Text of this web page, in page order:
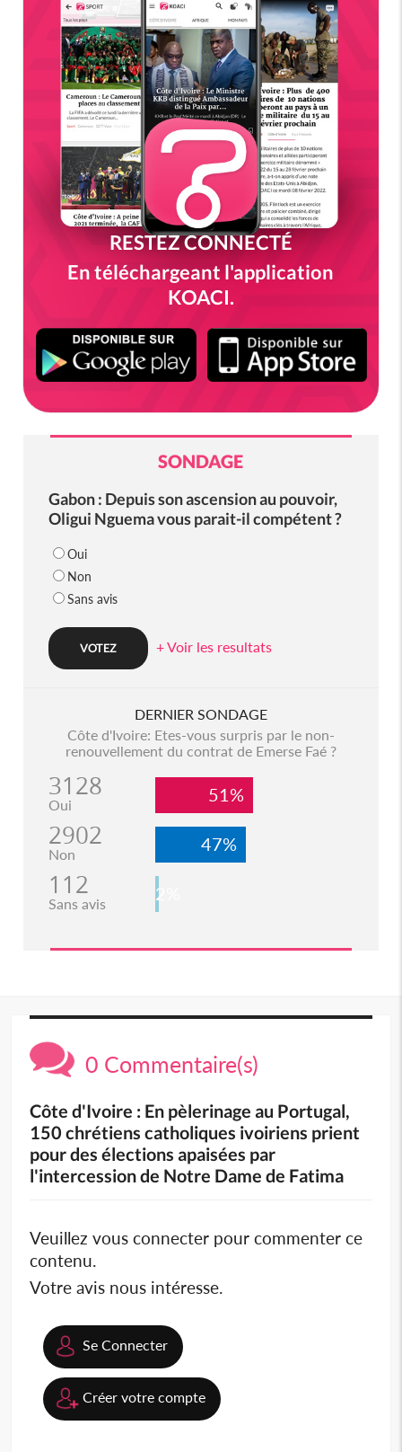
RESTEZ CONNECTÉ
En téléchargeant l'application
KOACI.
SONDAGE
Gabon : Depuis son ascension au pouvoir,
Oligui Nguema vous parait-il compétent ?
Oui
Non
Sans avis
+ Voir les resultats
DERNIER SONDAGE
Côte d'Ivoire: Etes-vous surpris par le non-
renouvellement du contrat de Emerse Faé ?
3128
Oui 51%
2902
Non 47%
112
Sans avis 2%
0 Commentaire(s)
Côte d'Ivoire : En pèlerinage au Portugal,
150 chrétiens catholiques ivoiriens prient
pour des élections apaisées par
l'intercession de Notre Dame de Fatima
Veuillez vous connecter pour commenter ce
contenu.
Votre avis nous intéresse.
Se Connecter
Créer votre compte